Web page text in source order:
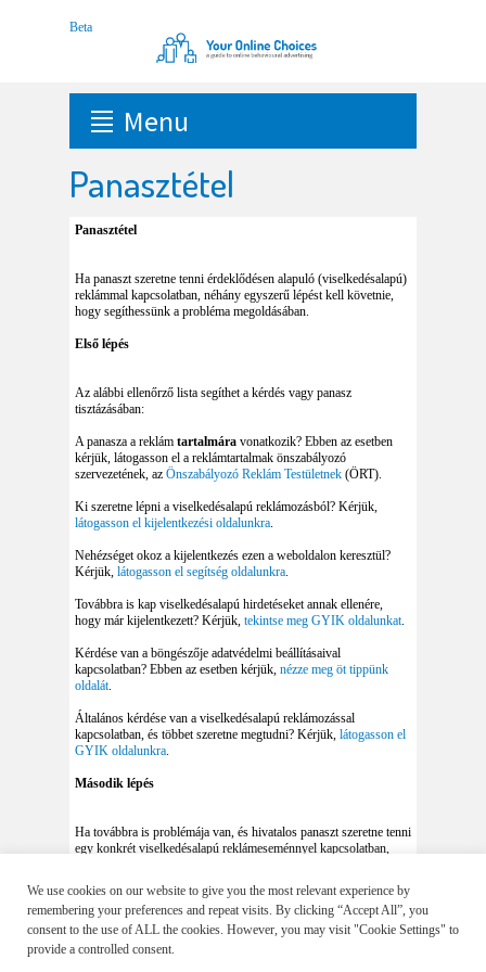
Menu
Panasztétel
Panasztétel
Ha panaszt szeretne tenni érdeklődésen alapuló (viselkedésalapú)
reklámmal kapcsolatban, néhány egyszerű lépést kell követnie,
hogy segíthessünk a probléma megoldásában.
Első lépés
Az alábbi ellenőrző lista segíthet a kérdés vagy panasz
tisztázásában:
A panasza a reklám tartalmára vonatkozik? Ebben az esetben
kérjük, látogasson el a reklámtartalmak önszabályozó
szervezetének, az Önszabályozó Reklám Testületnek (ÖRT).
Ki szeretne lépni a viselkedésalapú reklámozásból? Kérjük,
látogasson el kijelentkezési oldalunkra.
Nehézséget okoz a kijelentkezés ezen a weboldalon keresztül?
Kérjük, látogasson el segítség oldalunkra.
Továbbra is kap viselkedésalapú hirdetéseket annak ellenére,
hogy már kijelentkezett? Kérjük, tekintse meg GYIK oldalunkat.
Kérdése van a böngészője adatvédelmi beállításaival
kapcsolatban? Ebben az esetben kérjük, nézze meg öt tippünk
oldalát.
Általános kérdése van a viselkedésalapú reklámozással
kapcsolatban, és többet szeretne megtudni? Kérjük, látogasson el
GYIK oldalunkra.
Második lépés
Ha továbbra is problémája van, és hivatalos panaszt szeretne tenni
egy konkrét viselkedésalapú reklámeseménnyel kapcsolatban,
We use cookies on our website to give you the most relevant experience by
remembering your preferences and repeat visits. By clicking “Accept All”, you
consent to the use of ALL the cookies. However, you may visit "Cookie Settings" to
provide a controlled consent.